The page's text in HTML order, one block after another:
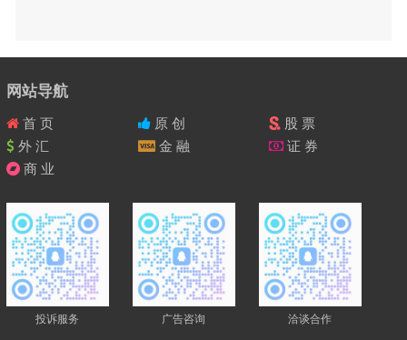
网站导航
首 页 原 创
股 票
外 汇
金 融
证 券
商 业
投诉服务 广告咨询 洽谈合作